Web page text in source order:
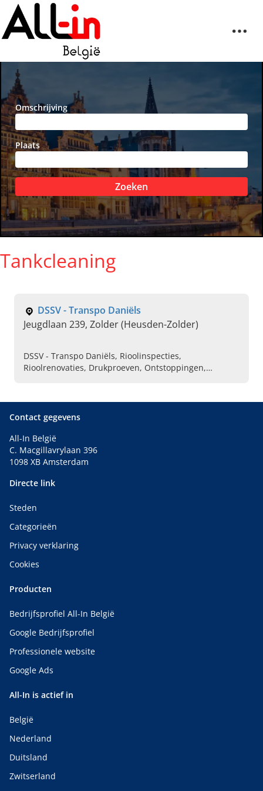
Omschrijving
Plaats
Zoeken
Tankcleaning
DSSV - Transpo Daniëls
Jeugdlaan 239, Zolder (Heusden-Zolder)
DSSV - Transpo Daniëls, Rioolinspecties,
Rioolrenovaties, Drukproeven, Ontstoppingen,
Contact gegevens
All-In België
C. Macgillavrylaan 396
1098 XB Amsterdam
Directe link
Steden
Categorieën
Privacy verklaring
Cookies
Producten
Bedrijfsprofiel All-In België
Google Bedrijfsprofiel
Professionele website
Google Ads
All-In is actief in
België
Nederland
Duitsland
Zwitserland